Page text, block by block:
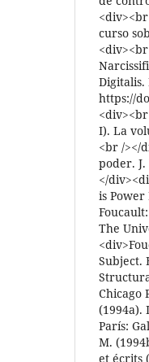
curso
Digitalis.
https://
I). La
<br /></
poder.
</
is Power
The
Subject.
Chicago
(1994a).
París:
M.
et écrits